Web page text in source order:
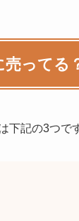
ってる
下記の3つで